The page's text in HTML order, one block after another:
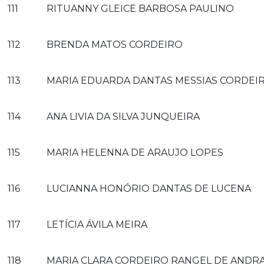
111 RITUANNY GLEICE BARBOSA PAULINO
112 BRENDA MATOS CORDEIRO
113 MARIA EDUARDA DANTAS MESSIAS
114 ANA LIVIA DA SILVA JUNQUEIRA
115 MARIA HELENNA DE ARAUJO LOPES
116 LUCIANNA HONÓRIO DANTAS DE LUCENA
117 LETÍCIA ÁVILA MEIRA
118 MARIA CLARA CORDEIRO RANGEL DE